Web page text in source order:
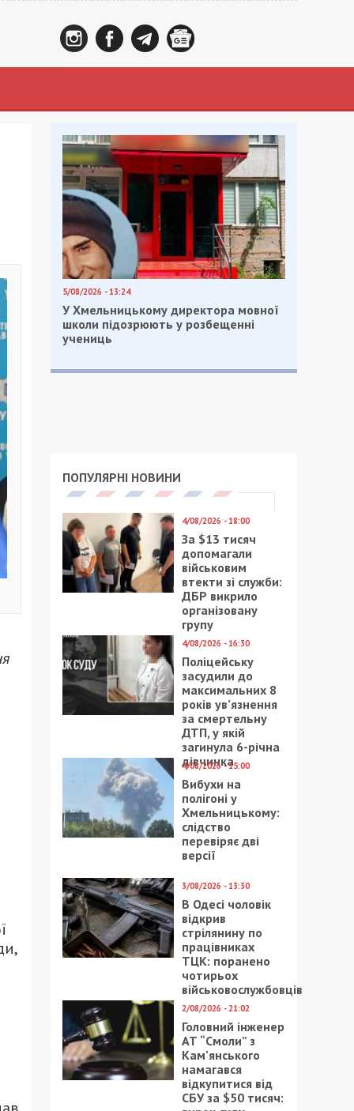
5/08/2026 - 13:24
У Хмельницькому директора мовної
школи підозрюють у розбещенні
учениць
ПОПУЛЯРНІ НОВИНИ
4/08/2026 - 18:00
За $13 тисяч
допомагали
військовим
втекти зі служби:
ДБР викрило
організовану
групу
4/08/2026 - 16:30
Поліцейську
засудили до
максимальних 8
років ув’язнення
за смертельну
ДТП, у якій
загинула 6-річна
дівчинка
4/08/2026 - 15:00
Вибухи на
полігоні у
Хмельницькому:
слідство
перевіряє дві
версії
3/08/2026 - 13:30
В Одесі чоловік
відкрив
стрілянину по
працівниках
ТЦК: поранено
чотирьох
військовослужбовців
2/08/2026 - 21:02
Головний інженер
АТ “Смоли” з
Кам’янського
намагався
відкупитися від
СБУ за $50 тисяч: